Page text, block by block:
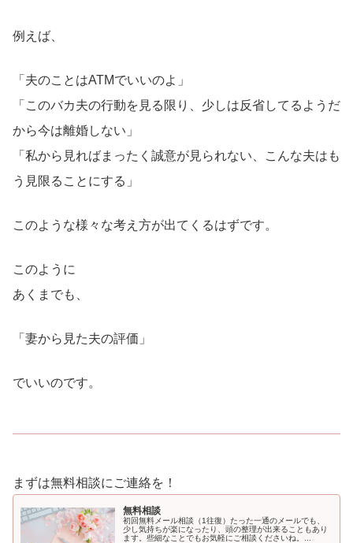
例えば、
「夫のことはATMでいいのよ」
「このバカ夫の行動を見る限り、少しは反省してるようだ
から今は離婚しない」
「私から見ればまったく誠意が見られない、こんな夫はも
う見限ることにする」
このような様々な考え方が出てくるはずです。
このように
あくまでも、
「妻から見た夫の評価」
でいいのです。
まずは無料相談にご連絡を！
無料相談
初回無料メール相談（1往復）たった一通のメールでも、
少し気持ちが楽になったり、頭の整理が出来ることもあり
ます。些細なことでもお気軽にご相談くださいね。...